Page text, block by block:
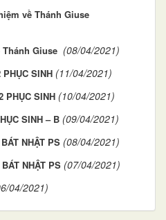
về Thánh Giuse
Thánh Giuse (08/04/2021)
SINH (11/04/2021)
PHỤC SINH (10/04/2021)
SINH – B (09/04/2021)
NHẬT PS (08/04/2021)
NHẬT PS (07/04/2021)
04/2021)